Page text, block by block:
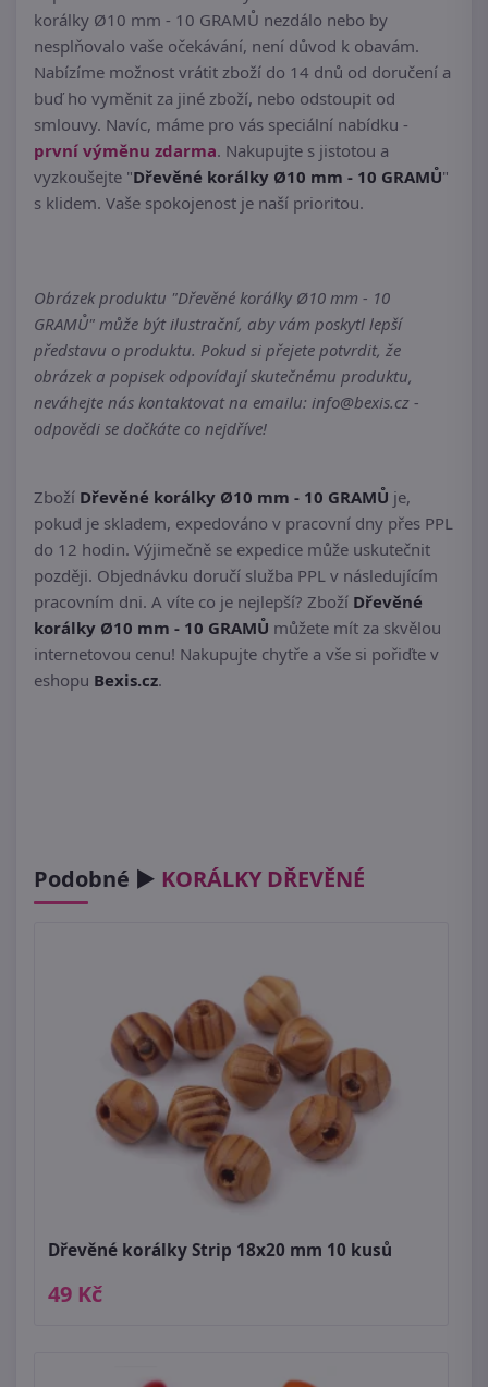
korálky Ø10 mm - 10 GRAMŮ nezdálo nebo by
nesplňovalo vaše očekávání, není důvod k obavám.
Nabízíme možnost vrátit zboží do 14 dnů od doručení a
buď ho vyměnit za jiné zboží, nebo odstoupit od
smlouvy. Navíc, máme pro vás speciální nabídku -
první výměnu zdarma. Nakupujte s jistotou a
vyzkoušejte "Dřevěné korálky Ø10 mm - 10 GRAMŮ"
s klidem. Vaše spokojenost je naší prioritou.
Obrázek produktu "Dřevěné korálky Ø10 mm - 10
GRAMŮ" může být ilustrační, aby vám poskytl lepší
představu o produktu. Pokud si přejete potvrdit, že
obrázek a popisek odpovídají skutečnému produktu,
neváhejte nás kontaktovat na emailu: info@bexis.cz -
odpovědi se dočkáte co nejdříve!
Zboží Dřevěné korálky Ø10 mm - 10 GRAMŮ je,
pokud je skladem, expedováno v pracovní dny přes PPL
do 12 hodin. Výjimečně se expedice může uskutečnit
později. Objednávku doručí služba PPL v následujícím
pracovním dni. A víte co je nejlepší? Zboží Dřevěné
korálky Ø10 mm - 10 GRAMŮ můžete mít za skvělou
internetovou cenu! Nakupujte chytře a vše si pořiďte v
eshopu Bexis.cz.
Podobné ► KORÁLKY DŘEVĚNÉ
Dřevěné korálky Strip 18x20 mm 10 kusů
49 Kč